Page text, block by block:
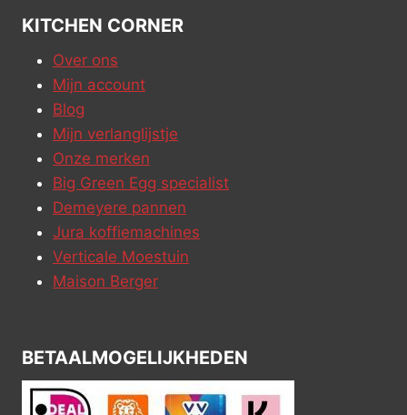
KITCHEN CORNER
Over ons
Mijn account
Blog
Mijn verlanglijstje
Onze merken
Big Green Egg specialist
Demeyere pannen
Jura koffiemachines
Verticale Moestuin
Maison Berger
BETAALMOGELIJKHEDEN